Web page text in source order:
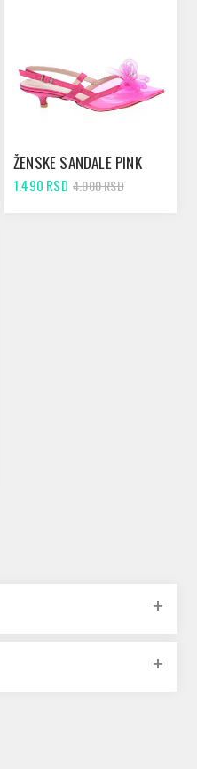
ŽENSKE SANDALE PINK
1.490 RSD 4.000 RSD